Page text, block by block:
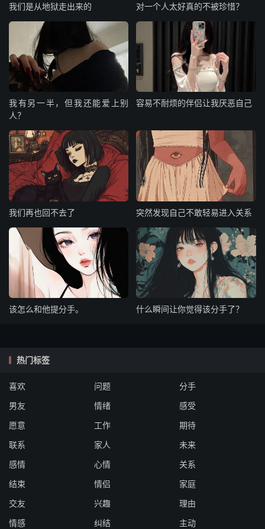
我们是从地狱走出来的 对一个人太好真的不被珍惜？
我有另一半，但我还能爱上别
人？
容易不耐烦的伴侣让我厌恶自己
我们再也回不去了 突然发现自己不敢轻易进入关系
该怎么和他提分手。 什么瞬间让你觉得该分手了？
热门标签
喜欢 问题
分手
男友
情绪
感受
愿意
工作
期待
联系
家人
未来
感情
心情
关系
结束
情侣
家庭
交友
兴趣
理由
情感
纠结
主动